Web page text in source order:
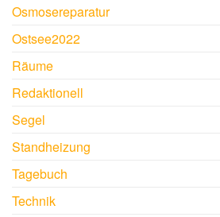
Osmosereparatur
Ostsee2022
Räume
Redaktionell
Segel
Standheizung
Tagebuch
Technik